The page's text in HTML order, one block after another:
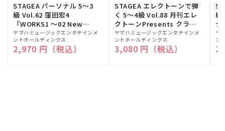
STAGEA パーソナル 5～3
級 Vol.62 窪田宏4
『WORKS1 ～02 New
edition～』
販
売
元:
ヤマハミュージックエンタテインメ
ントホールディングス
通常価格
2,970 円（税込）
STAGEA エレクトーンで弾
く 5～4級 Vol.88 月刊エレ
クトーンPresents クラシ
ック名曲集
販
売
元:
ヤマハミュージックエンタテインメ
ントホールディングス
通常価格
3,080 円（税込）
級
ク
販
売
元:
ヤ
ン